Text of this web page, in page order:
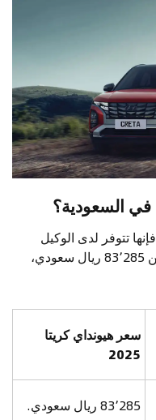
وفيما يخص سعر هيونداي كريتا 2025 فإنها تتوفر لدى الوكيل
بالعديد من الفئات، حيث يبدأ سعرها من 83٬285 ريال سعودي،
سعر هيونداي كريتا
2025
83٬285 ريال سعودي.